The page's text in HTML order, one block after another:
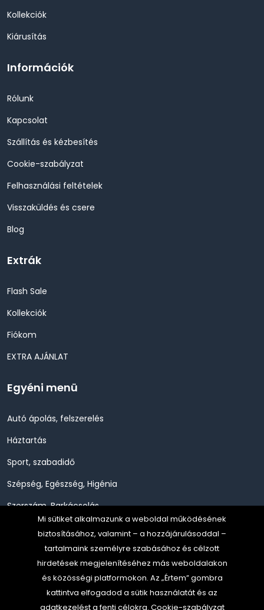
Kollekciók
Kiárusítás
Információk
Rólunk
Kapcsolat
Szállítás és kézbesítés
Cookie-szabályzat
Felhasználási feltételek
Visszaküldés és csere
Blog
Extrák
Flash Sale
Kollekciók
Fiókom
EXTRA AJÁNLAT
Egyéni menü
Autó ápolás, felszerelés
Háztartás
Sport, szabadidő
Szépség, Egészség, Higénia
Szerszám, Barkácsolás
Telefon, Okos eszköz, GPS
TV, Szórakoztató elekt, HiFi
Mi sütiket alkalmazunk a weboldal működésének
biztosításához, valamint – a hozzájárulásoddal –
tartalmaink személyre szabásához és célzott
hirdetések megjelenítéséhez más weboldalakon
és közösségi platformokon. Az „Értem” gombra
kattintva elfogadod a sütik használatát és az
adatkezelést a fenti célokra. Cookie-szabályzat